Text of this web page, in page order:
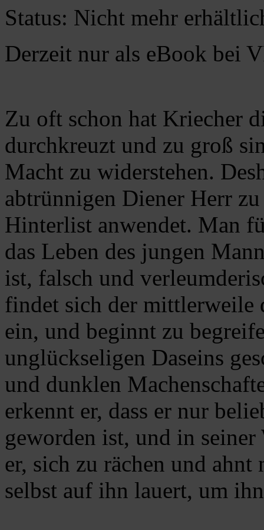
Status: Nicht mehr
Derzeit nur als eBook bei
Zu oft schon hat Kriecher
durchkreuzt und zu groß
Macht zu widerstehen.
abtrünnigen Diener Herr
Hinterlist anwendet. Man
das Leben des jungen
ist, falsch und
findet sich der mittlerweile
ein, und beginnt zu
unglückseligen Daseins
und dunklen
erkennt er, dass er nur
geworden ist, und in
er, sich zu rächen und
selbst auf ihn lauert, um